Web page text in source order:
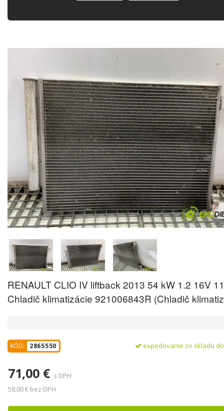
RENAULT CLIO IV liftback 2013 54 kW 1.2 16V
Chladič klimatizácie 921006843R (Chladič
KÓD: 2865550 expedovanie zo skladu
71,00 € s DPH
58,00 € bez DPH